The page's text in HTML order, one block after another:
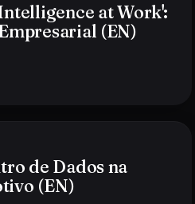
at Work':
(EN)
de Dados na
(EN)